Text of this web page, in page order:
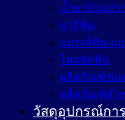
น้ำยาบ้วนปา
ยาสีฟัน
แปรงสีฟัน-แ
ไหมขัดฟัน
ผลิตภัณฑ์ช่อ
ผลิตภัณฑ์สำ
วัสดุอุปกรณ์กา